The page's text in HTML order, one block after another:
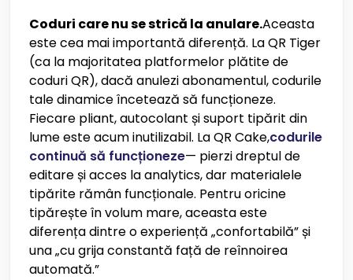
Coduri care nu se strică la anulare.Aceasta
este cea mai importantă diferență. La QR Tiger
(ca la majoritatea platformelor plătite de
coduri QR), dacă anulezi abonamentul, codurile
tale dinamice încetează să funcționeze.
Fiecare pliant, autocolant și suport tipărit din
lume este acum inutilizabil. La QR Cake,codurile
continuă să funcționeze— pierzi dreptul de
editare și acces la analytics, dar materialele
tipărite rămân funcționale. Pentru oricine
tipărește în volum mare, aceasta este
diferența dintre o experiență „confortabilă” și
una „cu grija constantă față de reînnoirea
automată.”